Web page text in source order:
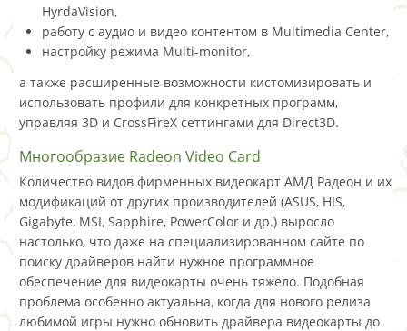
HyrdaVision,
работу с аудио и видео контентом в Multimedia Center,
настройку режима Multi-monitor,
а также расширенные возможности кистомизировать и
использовать профили для конкретных программ,
управляя 3D и CrossFireX сеттингами для Direct3D.
Многообразие Radeon Video Card
Количество видов фирменных видеокарт АМД Радеон и их
модификаций от других производителей (ASUS, HIS,
Gigabyte, MSI, Sapphire, PowerColor и др.) выросло
настолько, что даже на специализированном сайте по
поиску драйверов найти нужное программное
обеспечение для видеокарты очень тяжело. Подобная
проблема особенно актуальна, когда для нового релиза
любимой игры нужно обновить драйвера видеокарты до